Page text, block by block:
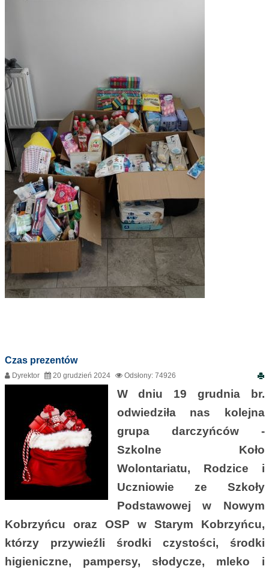
Czas prezentów
Dyrektor 20 grudzień 2024 Odsłony: 74926
W dniu 19 grudnia br.
odwiedziła nas kolejna
grupa darczyńców -
Szkolne Koło
Wolontariatu, Rodzice i
Uczniowie ze Szkoły
Podstawowej w Nowym
Kobrzyńcu oraz OSP w Starym Kobrzyńcu,
którzy przywieźli środki czystości, środki
higieniczne, pampersy, słodycze, mleko i